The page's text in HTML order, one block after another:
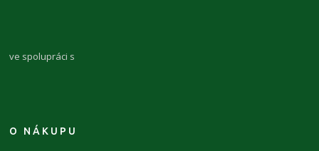
ve spolupráci s
O NÁKUPU